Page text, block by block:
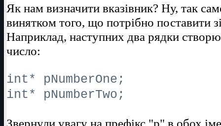
Як нам визначити вказівник? Ну, так
винятком того, що потрібно поставити
Наприклад, наступних два рядки
число:
int* pNumberOne;
int* pNumberTwo;
Звернули увагу на префікс "p" в обох